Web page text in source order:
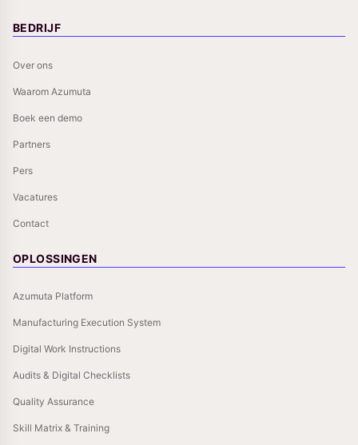
BEDRIJF
Over ons
Waarom Azumuta
Boek een demo
Partners
Pers
Vacatures
Contact
OPLOSSINGEN
Azumuta Platform
Manufacturing Execution System
Digital Work Instructions
Audits & Digital Checklists
Quality Assurance
Skill Matrix & Training